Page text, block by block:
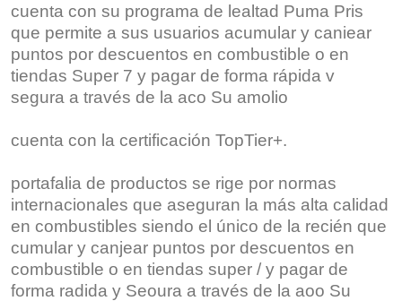
cuenta con su programa de lealtad Puma Pris
que permite a sus usuarios acumular y caniear
puntos por descuentos en combustible o en
tiendas Super 7 y pagar de forma rápida v
segura a través de la aco Su amolio
cuenta con la certificación TopTier+.
portafalia de productos se rige por normas
internacionales que aseguran la más alta calidad
en combustibles siendo el único de la recién que
cumular y canjear puntos por descuentos en
combustible o en tiendas super / y pagar de
forma radida y Seoura a través de la aoo Su